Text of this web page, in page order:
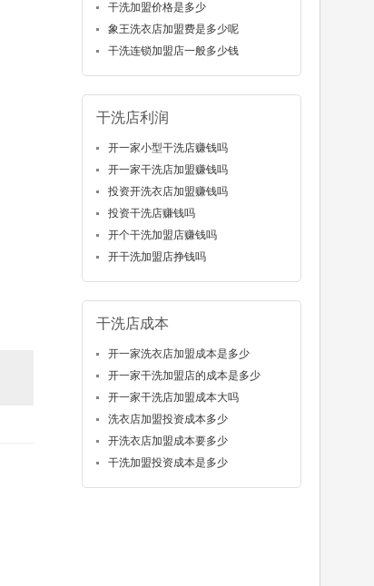
干洗加盟价格是多少
象王洗衣店加盟费是多少呢
干洗连锁加盟店一般多少钱
干洗店利润
开一家小型干洗店赚钱吗
开一家干洗店加盟赚钱吗
投资开洗衣店加盟赚钱吗
投资干洗店赚钱吗
开个干洗加盟店赚钱吗
开干洗加盟店挣钱吗
干洗店成本
开一家洗衣店加盟成本是多少
开一家干洗加盟店的成本是多少
开一家干洗店加盟成本大吗
洗衣店加盟投资成本多少
开洗衣店加盟成本要多少
干洗加盟投资成本是多少